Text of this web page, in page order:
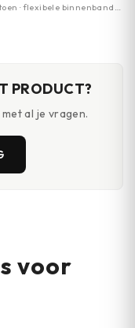
· flexibele binnenband ·
PRODUCT?
al je vragen.
voor